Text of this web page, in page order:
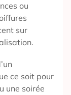
ou
sur
ce soit pour
une soirée